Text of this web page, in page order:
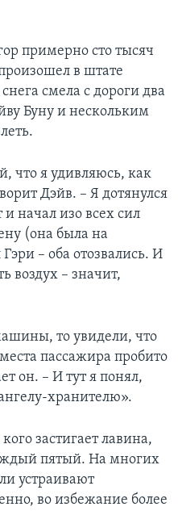
примерно сто тысяч
в штате
смела с дороги два
Буну и нескольким
что я удивляюсь, как
Дэйв. – Я дотянулся
и начал изо всех сил
(она была на
– оба отозвались. И
воздух – значит,
то увидели, что
пассажира пробито
он. – И тут я понял,
хранителю».
застигает лавина,
пятый. На многих
устраивают
во избежание более